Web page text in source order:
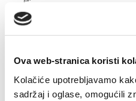
Ova web-stranica koristi
Kolačiće upotrebljavamo
sadržaj i oglase, omogućili
1/4
Ana Beram
Kneza Trpimira 66,
0915855472